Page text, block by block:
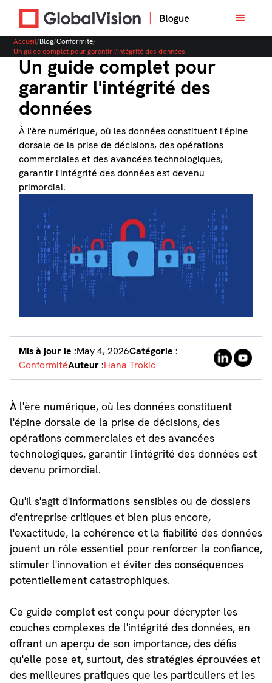
Accueil/Blog/Conformité/
Un guide complet pour garantir l'intégrité des données
Un guide complet pour
garantir l'intégrité des
données
À l'ère numérique, où les données constituent l'épine
dorsale de la prise de décisions, des opérations
commerciales et des avancées technologiques,
garantir l'intégrité des données est devenu
primordial.
Mis à jour le :May 4, 2026Catégorie :
ConformitéAuteur :Hana Trokic
À l'ère numérique, où les données constituent
l'épine dorsale de la prise de décisions, des
opérations commerciales et des avancées
technologiques, garantir l'intégrité des données est
devenu primordial.
Qu'il s'agit d'informations sensibles ou de dossiers
d'entreprise critiques et bien plus encore,
l'exactitude, la cohérence et la fiabilité des données
jouent un rôle essentiel pour renforcer la confiance,
stimuler l'innovation et éviter des conséquences
potentiellement catastrophiques.
Ce guide complet est conçu pour décrypter les
couches complexes de l'intégrité des données, en
offrant un aperçu de son importance, des défis
qu'elle pose et, surtout, des stratégies éprouvées et
des meilleures pratiques que les particuliers et les